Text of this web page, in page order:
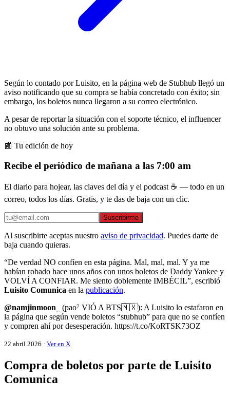
Según lo contado por Luisito, en la página web de Stubhub llegó un
aviso notificando que su compra se había concretado con éxito; sin
embargo, los boletos nunca llegaron a su correo electrónico.
A pesar de reportar la situación con el soporte técnico, el influencer
no obtuvo una solución ante su problema.
📰 Tu edición de hoy
Recibe el periódico de mañana a las 7:00 am
El diario para hojear, las claves del día y el podcast ☕ — todo en un
correo, todos los días. Gratis, y te das de baja con un clic.
Suscribirme
Al suscribirte aceptas nuestro aviso de privacidad. Puedes darte de
baja cuando quieras.
“De verdad NO confíen en esta página. Mal, mal, mal. Y ya me
habían robado hace unos años con unos boletos de Daddy Yankee y
VOLVÍ A CONFIAR. Me siento doblemente IMBÉCIL”, escribió
Luisito Comunica en la publicación.
@namjinmoon_
(pao⁷ VIÓ A BTS🇲🇽): A Luisito lo estafaron en
la página que según vende boletos “stubhub” para que no se confíen
y compren ahí por desesperación. https://t.co/KoRTSK73OZ
22 abril 2026 · Ver en X
Compra de boletos por parte de Luisito
Comunica